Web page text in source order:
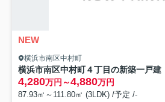
NEW
横浜市南区中村町
横浜市南区中村町４丁目の新築一戸建
4,280万円～4,880万円
87.93㎡～111.80㎡ (3LDK) /予定 /-